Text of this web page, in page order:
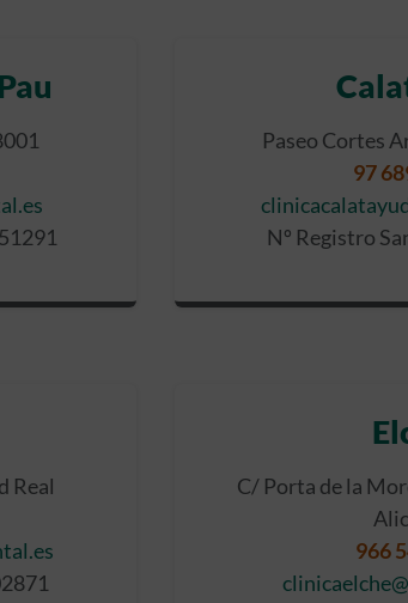
Paseo Cortes
97
Nº Registro
Real
C/ Porta de la
966